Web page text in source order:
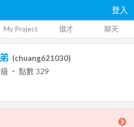
登入
My Project 徵才 聊天
(chuang621030)
級 ‧ 點數 329